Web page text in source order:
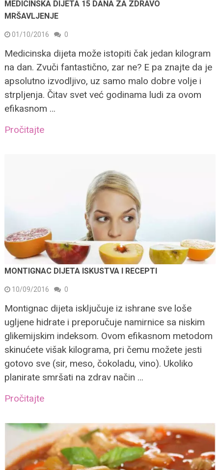
MEDICINSKA DIJETA 15 DANA ZA ZDRAVO
MRŠAVLJENJE
01/10/2016 0
Medicinska dijeta može istopiti čak jedan kilogram
na dan. Zvuči fantastično, zar ne? E pa znajte da je
apsolutno izvodljivo, uz samo malo dobre volje i
strpljenja. Čitav svet već godinama ludi za ovom
efikasnom …
Pročitajte
MONTIGNAC DIJETA ISKUSTVA I RECEPTI
10/09/2016 0
Montignac dijeta isključuje iz ishrane sve loše
ugljene hidrate i preporučuje namirnice sa niskim
glikemijskim indeksom. Ovom efikasnom metodom
skinućete višak kilograma, pri čemu možete jesti
gotovo sve (sir, meso, čokoladu, vino). Ukoliko
planirate smršati na zdrav način …
Pročitajte